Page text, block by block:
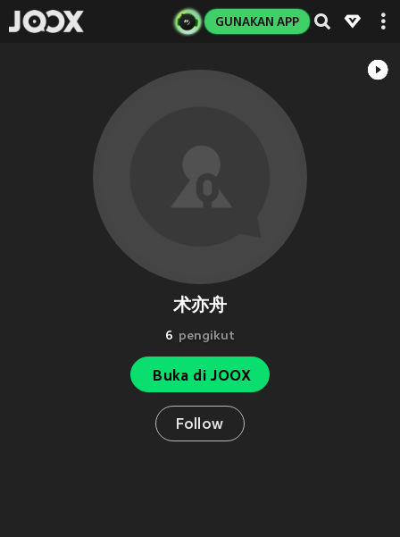
GUNAKAN APP
术亦舟
6 pengikut
Buka di JOOX
Follow